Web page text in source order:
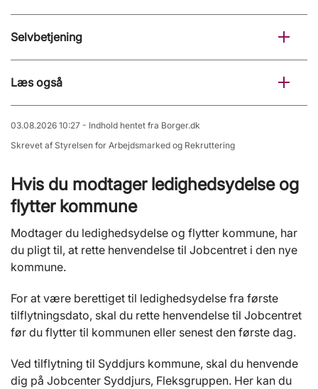
Selvbetjening
Læs også
03.08.2026 10:27 - Indhold hentet fra Borger.dk
Skrevet af Styrelsen for Arbejdsmarked og Rekruttering
Hvis du modtager ledighedsydelse og
flytter kommune
Modtager du ledighedsydelse og flytter kommune, har
du pligt til, at rette henvendelse til Jobcentret i den nye
kommune.
For at være berettiget til ledighedsydelse fra første
tilflytningsdato, skal du rette henvendelse til Jobcentret
før du flytter til kommunen eller senest den første dag.
Ved tilflytning til Syddjurs kommune, skal du henvende
dig på Jobcenter Syddjurs, Fleksgruppen. Her kan du